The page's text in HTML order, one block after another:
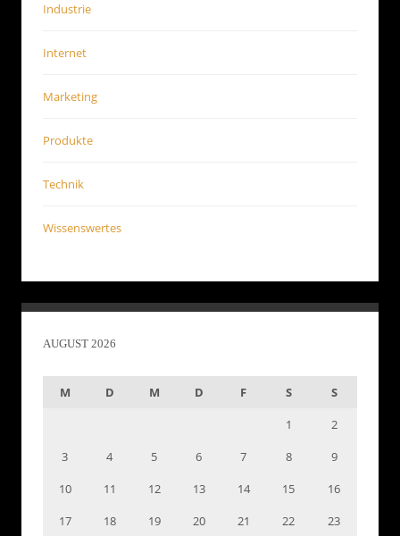
Industrie
Internet
Marketing
Produkte
Technik
Wissenswertes
AUGUST 2026
M D M D F S
S
1
2
3
4 5 6 7 8
9
10
11 12 13 14 15
16
17
18 19 20 21 22
23